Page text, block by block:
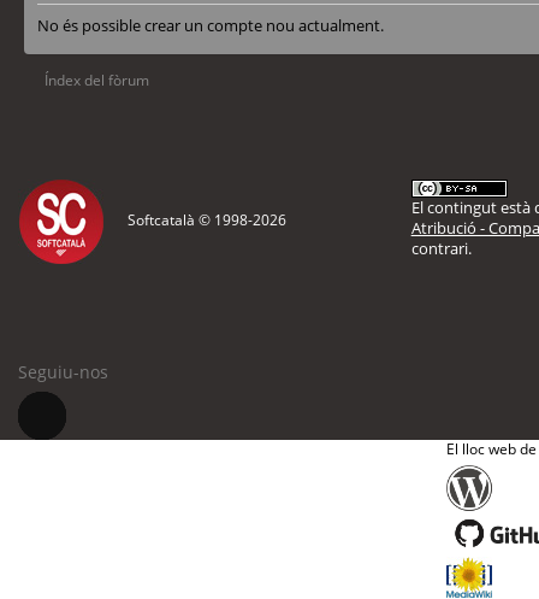
No és possible crear un compte nou actualment.
Índex del fòrum
Softcatalà © 1998-2026
El contingut està
Atribució -
contrari.
Seguiu-nos
El lloc web